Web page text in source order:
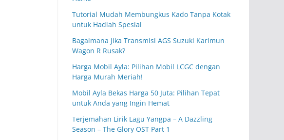
Tutorial Mudah Membungkus Kado Tanpa Kotak
untuk Hadiah Spesial
Bagaimana Jika Transmisi AGS Suzuki Karimun
Wagon R Rusak?
Harga Mobil Ayla: Pilihan Mobil LCGC dengan
Harga Murah Meriah!
Mobil Ayla Bekas Harga 50 Juta: Pilihan Tepat
untuk Anda yang Ingin Hemat
Terjemahan Lirik Lagu Yangpa – A Dazzling
Season – The Glory OST Part 1